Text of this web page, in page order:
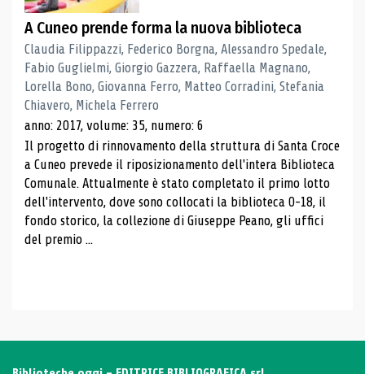
A Cuneo prende forma la nuova biblioteca
Claudia Filippazzi, Federico Borgna, Alessandro Spedale,
Fabio Guglielmi, Giorgio Gazzera, Raffaella Magnano,
Lorella Bono, Giovanna Ferro, Matteo Corradini, Stefania
Chiavero, Michela Ferrero
anno: 2017, volume: 35, numero: 6
Il progetto di rinnovamento della struttura di Santa Croce
a Cuneo prevede il riposizionamento dell'intera Biblioteca
Comunale. Attualmente è stato completato il primo lotto
dell'intervento, dove sono collocati la biblioteca 0-18, il
fondo storico, la collezione di Giuseppe Peano, gli uffici
del premio ...